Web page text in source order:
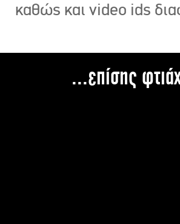
καθώς και video ids
...επίσης